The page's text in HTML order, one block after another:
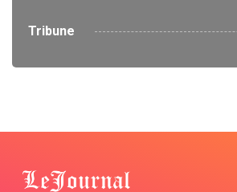
Tribune